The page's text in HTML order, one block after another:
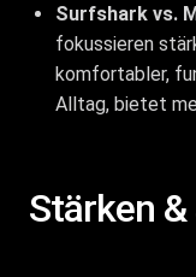
Surfshark vs.
fokussieren
komfortabler,
Alltag, bietet
Stärken